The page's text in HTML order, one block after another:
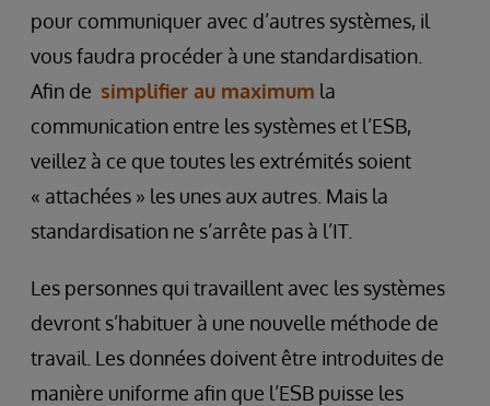
pour communiquer avec d’autres systèmes, il
vous faudra procéder à une standardisation.
Afin de simplifier au maximum la
communication entre les systèmes et l’ESB,
veillez à ce que toutes les extrémités soient
« attachées » les unes aux autres. Mais la
standardisation ne s’arrête pas à l’IT.
Les personnes qui travaillent avec les systèmes
devront s’habituer à une nouvelle méthode de
travail. Les données doivent être introduites de
manière uniforme afin que l’ESB puisse les